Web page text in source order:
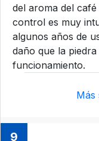
del aroma del
control es muy
algunos años de
daño que la
funcionamiento.
Más
9